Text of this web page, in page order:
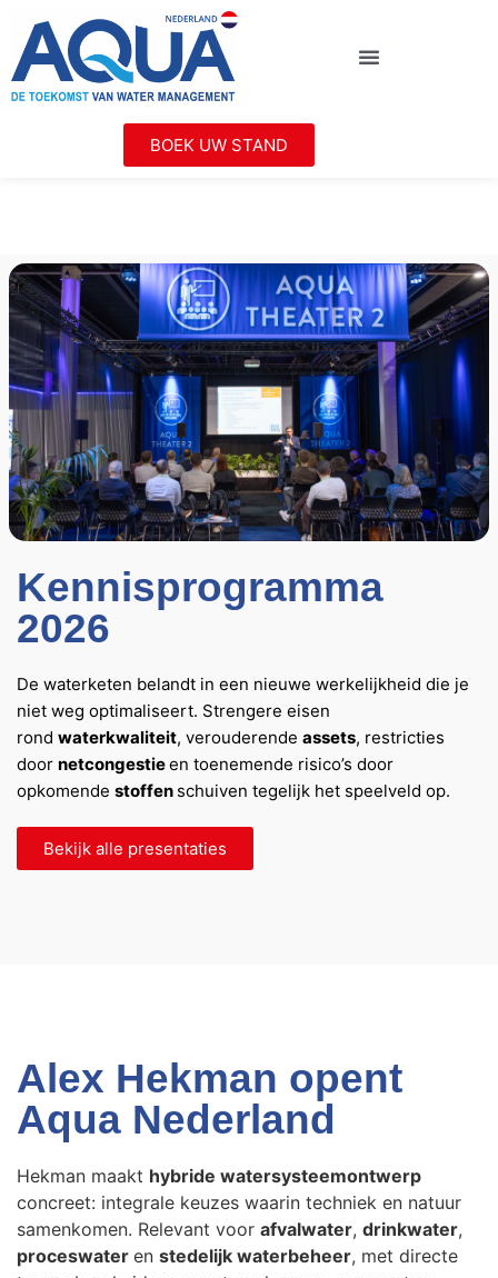
BOEK UW STAND
Kennisprogramma
2026
De waterketen belandt in een nieuwe werkelijkheid die je
niet weg optimaliseert. Strengere eisen
rond waterkwaliteit, verouderende assets, restricties
door netcongestieen toenemende risico’s door
opkomende stoffen schuiven tegelijk het speelveld op.
Bekijk alle presentaties
Alex Hekman opent
Aqua Nederland
Hekman maakt hybride watersysteemontwerp
concreet: integrale keuzes waarin techniek en natuur
samenkomen. Relevant voor afvalwater, drinkwater,
proceswater en stedelijk waterbeheer, met directe